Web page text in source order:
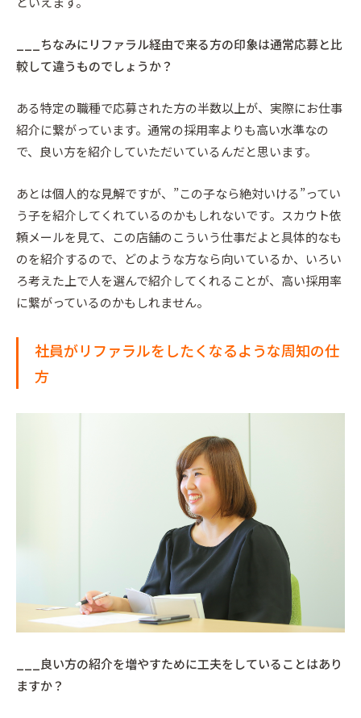
___ちなみにリファラル経由で来る方の印象は通常応募と比
較して違うものでしょうか？
ある特定の職種で応募された方の半数以上が、実際にお仕事
紹介に繋がっています。通常の採用率よりも高い水準なの
で、良い方を紹介していただいているんだと思います。
あとは個人的な見解ですが、”この子なら絶対いける”ってい
う子を紹介してくれているのかもしれないです。スカウト依
頼メールを見て、この店舗のこういう仕事だよと具体的なも
のを紹介するので、どのような方なら向いているか、いろい
ろ考えた上で人を選んで紹介してくれることが、高い採用率
に繋がっているのかもしれません。
社員がリファラルをしたくなるような周知の仕
方
___良い方の紹介を増やすために工夫をしていることはあり
ますか？